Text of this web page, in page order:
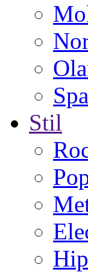
Stil